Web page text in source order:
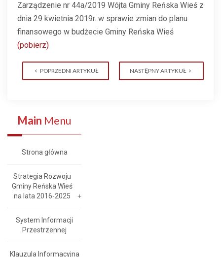
Zarządzenie nr 44a/2019 Wójta Gminy Reńska Wieś z
dnia 29 kwietnia 2019r. w sprawie zmian do planu
finansowego w budżecie Gminy Reńska Wieś
(pobierz)
POPRZEDNI ARTYKUŁ NASTĘPNY ARTYKUŁ
Main Menu
Strona główna
Strategia Rozwoju
Gminy Reńska Wieś
na lata 2016-2025
System Informacji
Przestrzennej
Klauzula Informacyjna